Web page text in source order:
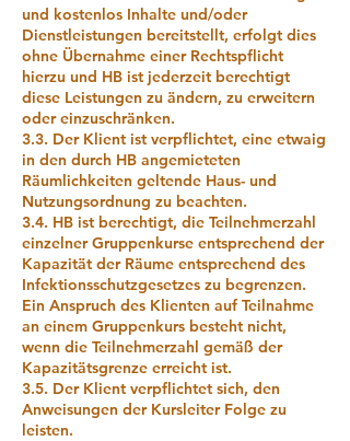
und kostenlos Inhalte und/oder
Dienstleistungen bereitstellt, erfolgt dies
ohne Übernahme einer Rechtspflicht
hierzu und HB ist jederzeit berechtigt
diese Leistungen zu ändern, zu erweitern
oder einzuschränken.
3.3. Der Klient ist verpflichtet, eine etwaig
in den durch HB angemieteten
Räumlichkeiten geltende Haus- und
Nutzungsordnung zu beachten.
3.4. HB ist berechtigt, die Teilnehmerzahl
einzelner Gruppenkurse entsprechend der
Kapazität der Räume entsprechend des
Infektionsschutzgesetzes zu begrenzen.
Ein Anspruch des Klienten auf Teilnahme
an einem Gruppenkurs besteht nicht,
wenn die Teilnehmerzahl gemäß der
Kapazitätsgrenze erreicht ist.
3.5. Der Klient verpflichtet sich, den
Anweisungen der Kursleiter Folge zu
leisten.